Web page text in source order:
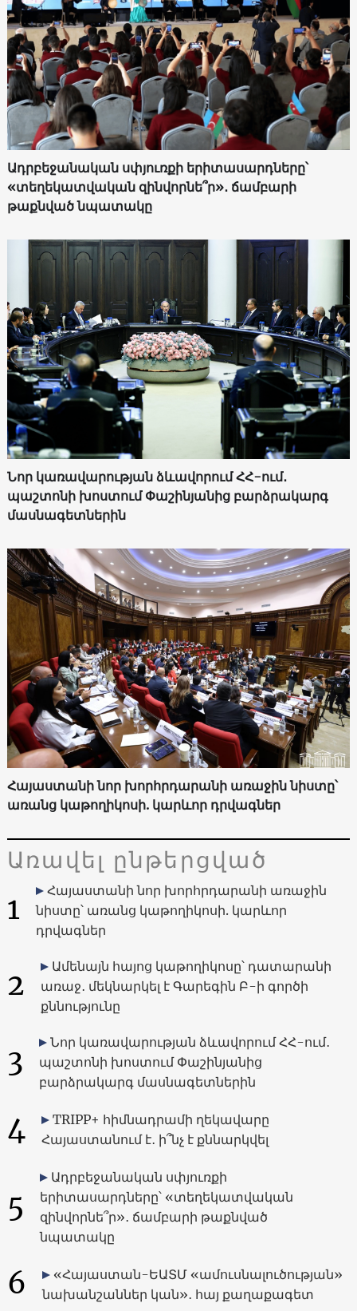
Ադրբեջանական սփյուռքի երիտասարդները՝
«տեղեկատվական զինվորնե՞ր»․ ճամբարի
թաքնված նպատակը
Նոր կառավարության ձևավորում ՀՀ-ում․
պաշտոնի խոստում Փաշինյանից բարձրակարգ
մասնագետներին
Հայաստանի նոր խորհրդարանի առաջին նիստը՝
առանց կաթողիկոսի. կարևոր դրվագներ
Առավել ընթերցված
1
Հայաստանի նոր խորհրդարանի առաջին
նիստը՝ առանց կաթողիկոսի. կարևոր
դրվագներ
2
Ամենայն հայոց կաթողիկոսը՝ դատարանի
առաջ․ մեկնարկել է Գարեգին Բ-ի գործի
քննությունը
3
Նոր կառավարության ձևավորում ՀՀ-ում․
պաշտոնի խոստում Փաշինյանից
բարձրակարգ մասնագետներին
4
TRIPP+ հիմնադրամի ղեկավարը
Հայաստանում է․ ի՞նչ է քննարկվել
5
Ադրբեջանական սփյուռքի
երիտասարդները՝ «տեղեկատվական
զինվորնե՞ր»․ ճամբարի թաքնված
նպատակը
6
«Հայաստան-ԵԱՏՄ «ամուսնալուծության»
նախանշաններ կան»․ հայ քաղաքագետ